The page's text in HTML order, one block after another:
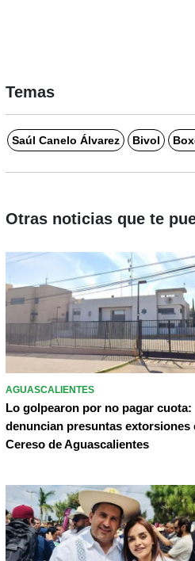
Temas
Saúl Canelo Álvarez Bivol
Otras noticias que te
AGUASCALIENTES
Lo golpearon por no pagar cuota:
denuncian presuntas extorsiones
Cereso de Aguascalientes